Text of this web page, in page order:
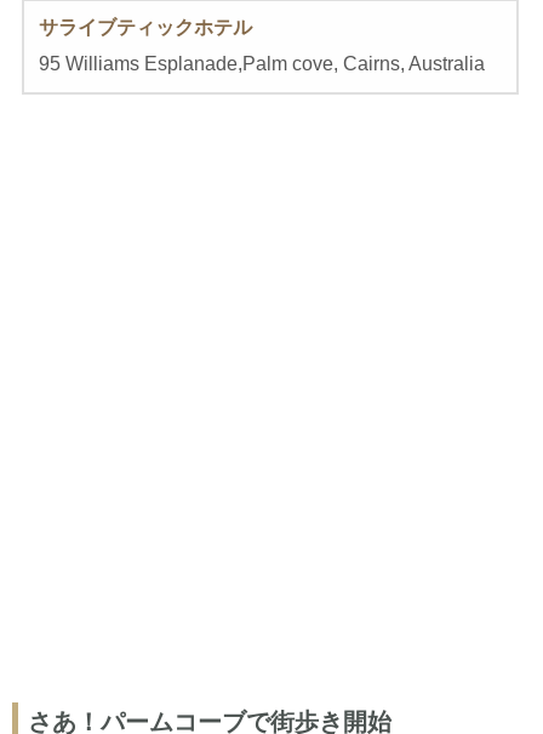
サライブティックホテル
95 Williams Esplanade,Palm cove, Cairns, Australia
さあ！パームコーブで街歩き開始